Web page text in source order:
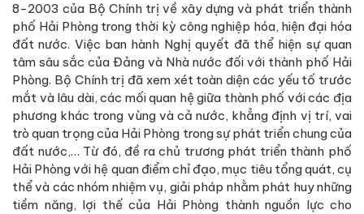
8-2003 của Bộ Chính trị về xây dựng và phát triển thành
phố Hải Phòng trong thời kỳ công nghiệp hóa, hiện đại hóa
đất nước. Việc ban hành Nghị quyết đã thể hiện sự quan
tâm sâu sắc của Đảng và Nhà nước đối với thành phố Hải
Phòng. Bộ Chính trị đã xem xét toàn diện các yếu tố trước
mắt và lâu dài, các mối quan hệ giữa thành phố với các địa
phương khác trong vùng và cả nước, khẳng định vị trí, vai
trò quan trọng của Hải Phòng trong sự phát triển chung của
đất nước,… Từ đó, đề ra chủ trương phát triển thành phố
Hải Phòng với hệ quan điểm chỉ đạo, mục tiêu tổng quát, cụ
thể và các nhóm nhiệm vụ, giải pháp nhằm phát huy những
tiềm năng, lợi thế của Hải Phòng thành nguồn lực cho